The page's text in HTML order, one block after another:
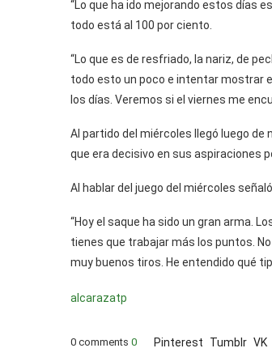
“Lo que ha ido mejorando estos días
todo está al 100 por ciento.
“Lo que es de resfriado, la nariz, de
todo esto un poco e intentar mostrar
los días. Veremos si el viernes me
Al partido del miércoles llegó luego
que era decisivo en sus aspiraciones
Al hablar del juego del miércoles
“Hoy el saque ha sido un gran arma.
tienes que trabajar más los puntos.
muy buenos tiros. He entendido qué
alcarazatp
0 comments 0 Pinterest Tumblr VK